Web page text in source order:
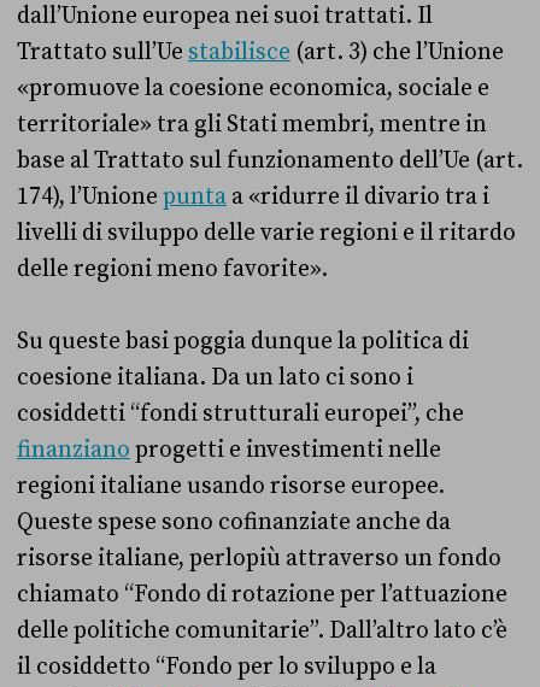
dall’Unione europea nei suoi trattati. Il
Trattato sull’Ue stabilisce (art. 3) che l’Unione
«promuove la coesione economica, sociale e
territoriale» tra gli Stati membri, mentre in
base al Trattato sul funzionamento dell’Ue (art.
174), l’Unione punta a «ridurre il divario tra i
livelli di sviluppo delle varie regioni e il ritardo
delle regioni meno favorite».
Su queste basi poggia dunque la politica di
coesione italiana. Da un lato ci sono i
cosiddetti “fondi strutturali europei”, che
finanziano progetti e investimenti nelle
regioni italiane usando risorse europee.
Queste spese sono cofinanziate anche da
risorse italiane, perlopiù attraverso un fondo
chiamato “Fondo di rotazione per l’attuazione
delle politiche comunitarie”. Dall’altro lato c’è
il cosiddetto “Fondo per lo sviluppo e la